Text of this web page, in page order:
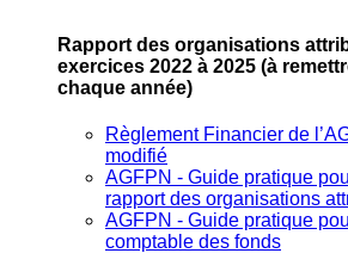
Rapport des organisations
exercices 2022 à 2025 (à
chaque année)
Règlement Financier de
modifié
AGFPN ‐ Guide pratique
rapport des organisations
AGFPN ‐ Guide pratique
comptable des fonds